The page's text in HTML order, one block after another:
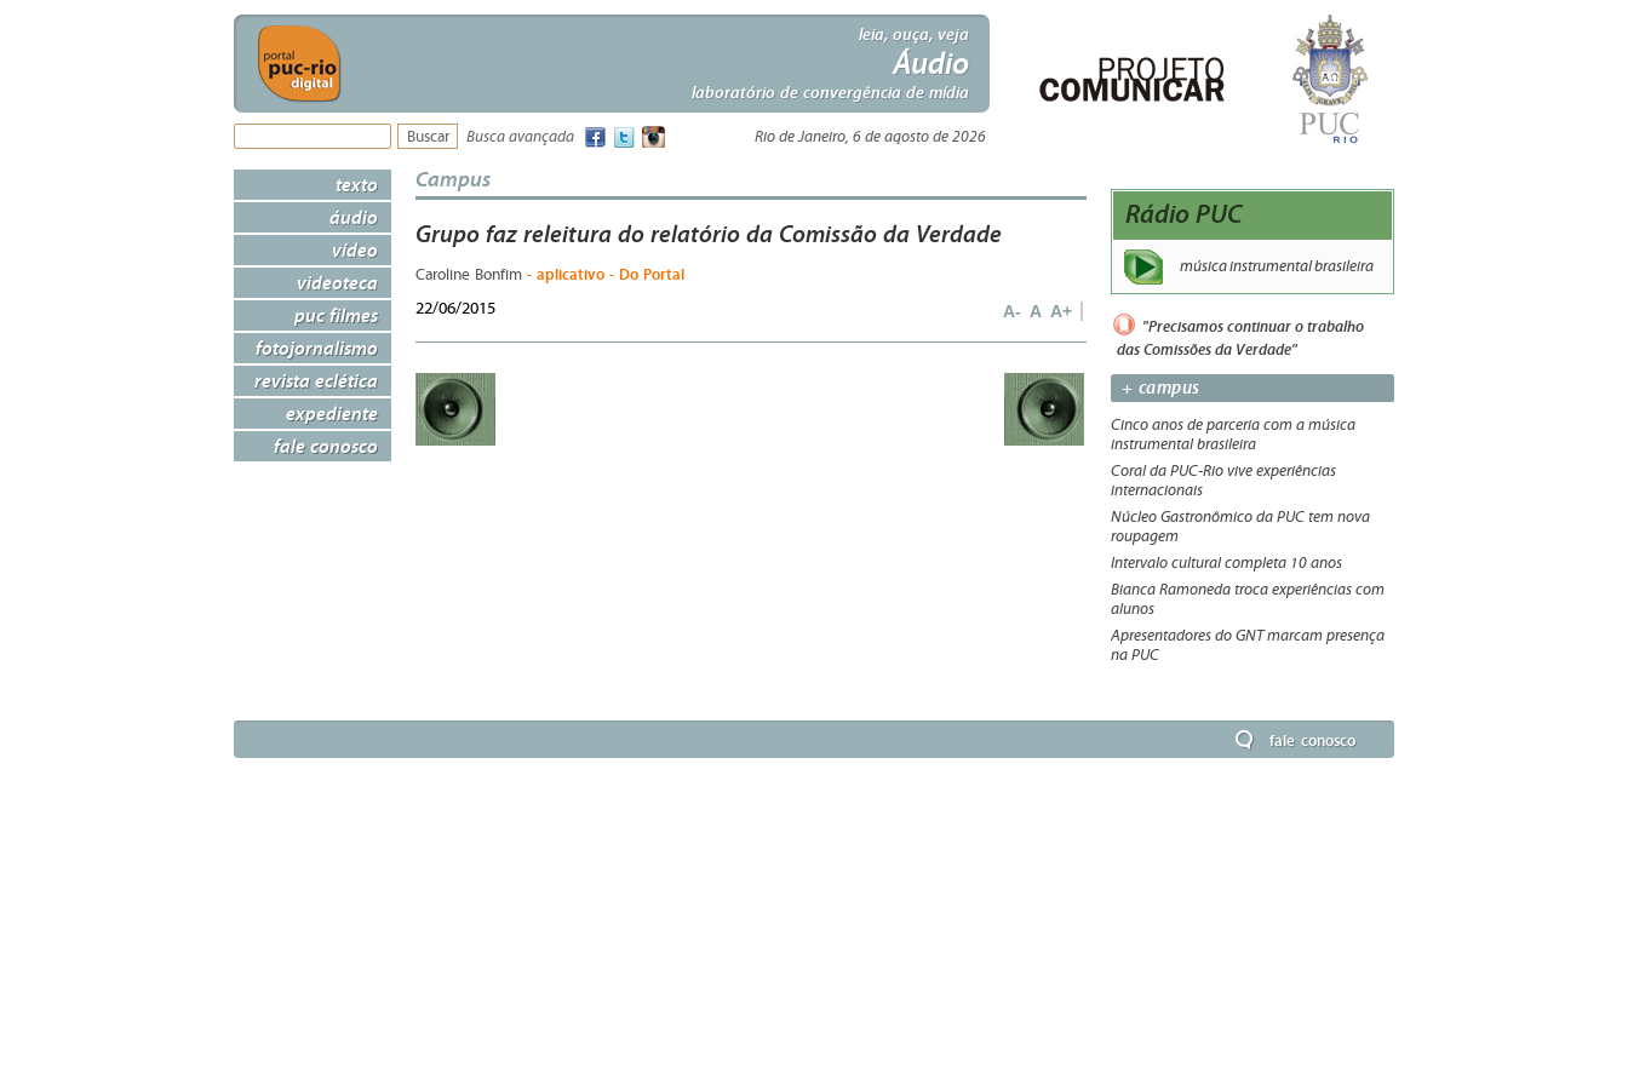
leia, ouça, veja
Áudio
laboratório de convergência de mídia
Busca avançada Rio de Janeiro, 6 de agosto de 2026
texto
áudio
vídeo
videoteca
puc filmes
fotojornalismo
revista eclética
expediente
fale conosco
Campus
Grupo faz releitura do relatório da Comissão da Verdade
Caroline Bonfim - aplicativo - Do Portal
22/06/2015 A- A A+
Rádio PUC
música instrumental brasileira
"Precisamos continuar o trabalho
das Comissões da Verdade"
+ campus
Cinco anos de parceria com a música
instrumental brasileira
Coral da PUC-Rio vive experiências
internacionais
Núcleo Gastronômico da PUC tem nova
roupagem
Intervalo cultural completa 10 anos
Bianca Ramoneda troca experiências com
alunos
Apresentadores do GNT marcam presença
na PUC
fale conosco